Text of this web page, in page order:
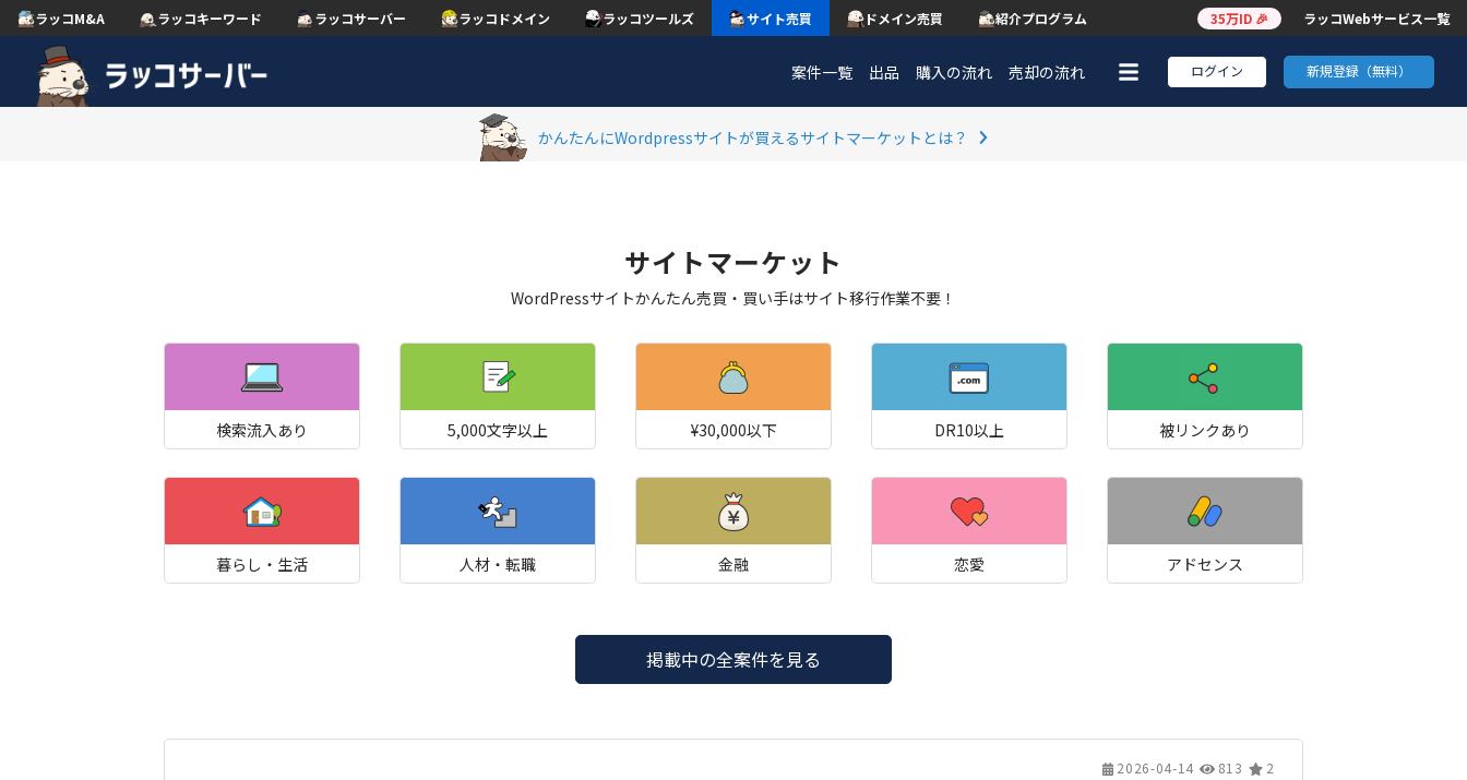
ラッコM&A ラッコキーワード ラッコサーバー ラッコドメイン ラッコツールズ サイト売買 ドメイン売買 紹介プログラム 35万ID 🎉 ラッコWebサービス一覧
案件一覧 出品 購入の流れ 売却の流れ ログイン 新規登録（無料）
かんたんにWordpressサイトが買えるサイトマーケットとは？
サイトマーケット
WordPressサイトかんたん売買・買い手はサイト移行作業不要！
検索流入あり 5,000文字以上 ¥30,000以下 DR10以上 被リンクあり
暮らし・生活 人材・転職 金融 恋愛 アドセンス
掲載中の全案件を見る
2026-04-14 813 2